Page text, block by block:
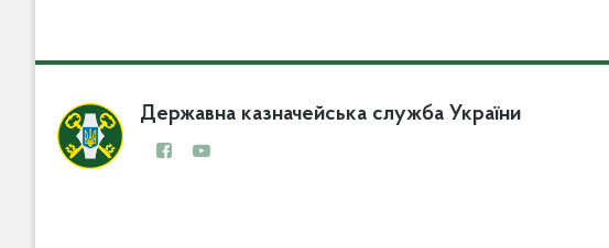
Державна казначейська служба України